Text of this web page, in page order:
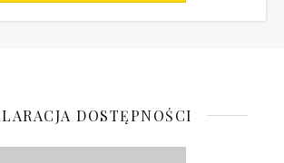
DOSTĘPNOŚCI